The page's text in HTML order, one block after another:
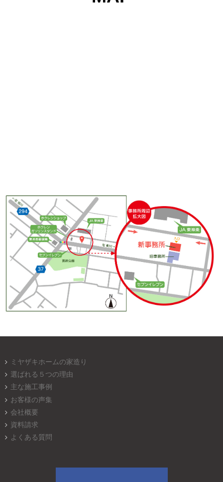
ミヤザキホームの家造り
選ばれる５つの理由
主な施工事例
お客様の声集
会社概要
資料請求
よくある質問